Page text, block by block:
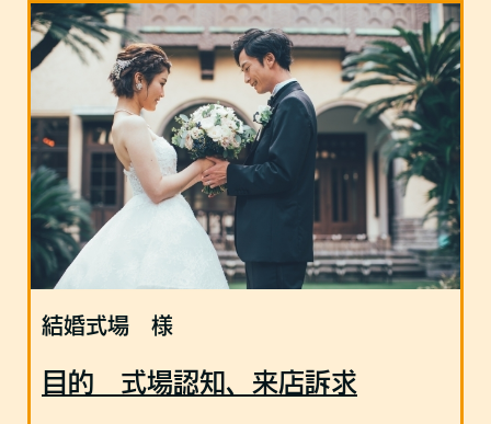
結婚式場 様
目的 式場認知、来店訴求